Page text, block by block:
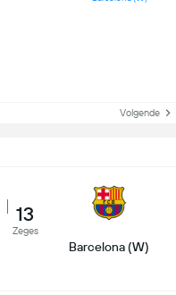
Volgende
13
Zeges
Barcelona (W)